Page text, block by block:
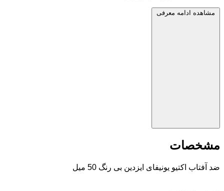
مشاهده ادامه معرفی
مشخصات
ضد آفتاب اکتیو یونیفای ایزدین بی رنگ 50 میل